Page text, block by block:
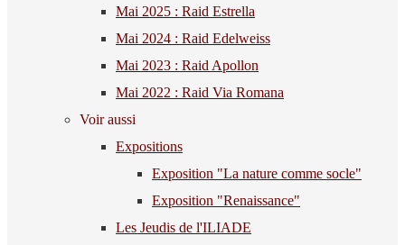
Mai 2025 : Raid Estrella
Mai 2024 : Raid Edelweiss
Mai 2023 : Raid Apollon
Mai 2022 : Raid Via Romana
Voir aussi
Expositions
Exposition "La nature comme socle"
Exposition "Renaissance"
Les Jeudis de l'ILIADE